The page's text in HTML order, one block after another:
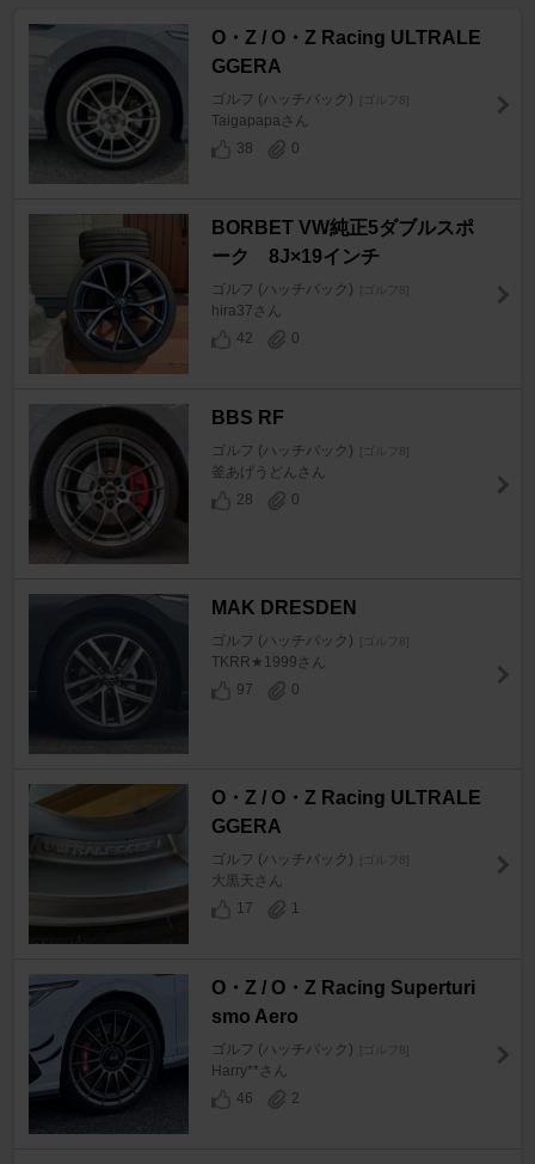
O・Z / O・Z Racing ULTRALE
GGERA
ゴルフ (ハッチバック) [ゴルフ8]
Taigapapaさん
38
0
BORBET VW純正5ダブルスポ
ーク 8J×19インチ
ゴルフ (ハッチバック) [ゴルフ8]
hira37さん
42
0
BBS RF
ゴルフ (ハッチバック) [ゴルフ8]
釜あげうどんさん
28
0
MAK DRESDEN
ゴルフ (ハッチバック) [ゴルフ8]
TKRR★1999さん
97
0
O・Z / O・Z Racing ULTRALE
GGERA
ゴルフ (ハッチバック) [ゴルフ8]
大黒天さん
17
1
O・Z / O・Z Racing Superturi
smo Aero
ゴルフ (ハッチバック) [ゴルフ8]
Harry**さん
46
2